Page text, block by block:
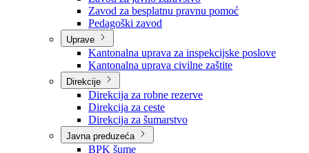
Zavodi
Zavod zdravstvenog osiguranja
Zavod za javno zdravstvo
Zavod za besplatnu pravnu pomoć
Pedagoški zavod
Uprave
Kantonalna uprava za inspekcijske poslove
Kantonalna uprava civilne zaštite
Direkcije
Direkcija za robne rezerve
Direkcija za ceste